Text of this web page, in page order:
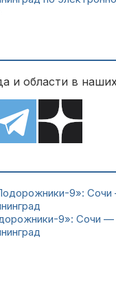
и области в
9»: Сочи —